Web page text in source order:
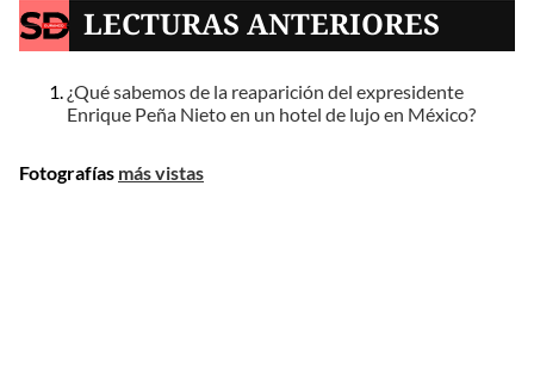
LECTURAS ANTERIORES
¿Qué sabemos de la reaparición del expresidente
Enrique Peña Nieto en un hotel de lujo en México?
Fotografías más vistas